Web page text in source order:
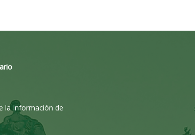
la Información de